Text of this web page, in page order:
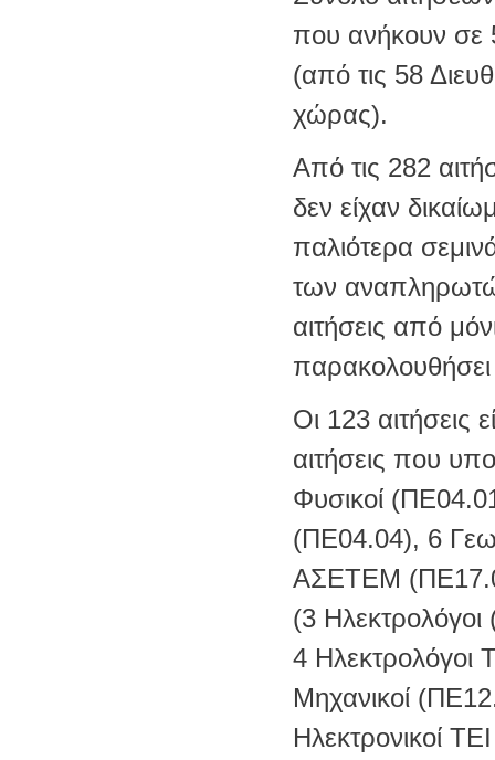
που ανήκουν σε
(από τις 58
χώρας).
Από τις 282
δεν είχαν
παλιότερα
των
αιτήσεις από
Οι 123 αιτήσεις
αιτήσεις που
Φυσικοί
(ΠΕ04.04), 6
ΑΣΕΤΕΜ
(3
4 Ηλεκτρολόγοι
Μηχανικοί
Ηλεκτρονικοί